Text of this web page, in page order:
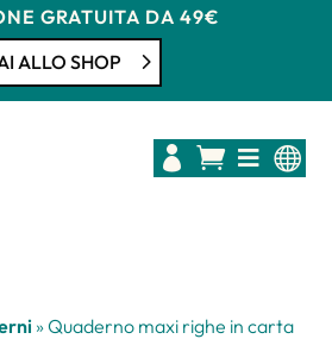
GRATUITA DA 49€
ALLO SHOP
   
»Quaderno maxi righe in carta